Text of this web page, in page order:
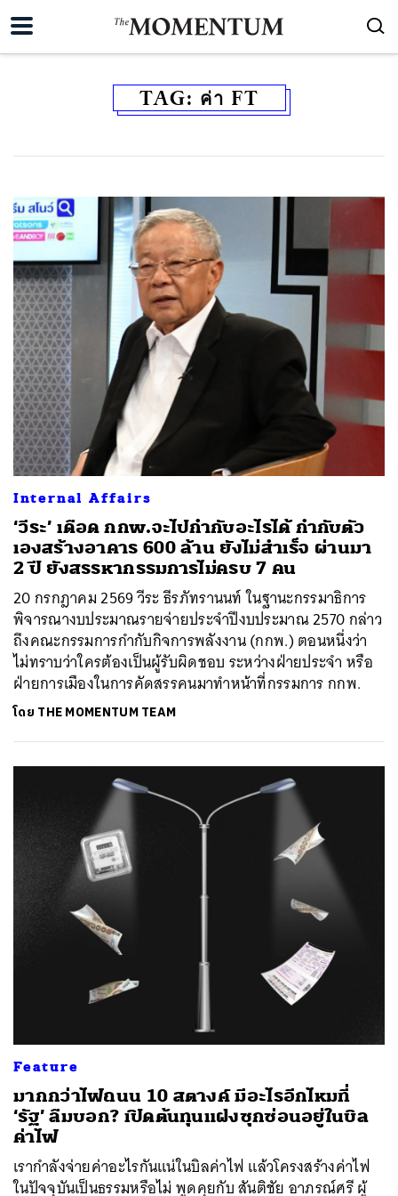
TAG: ค่า FT
Internal Affairs
‘วีระ’ เดือด กกพ.จะไปกำกับอะไรได้ กำกับตัว
เองสร้างอาคาร 600 ล้าน ยังไม่สำเร็จ ผ่านมา
2 ปี ยังสรรหากรรมการไม่ครบ 7 คน
20 กรกฎาคม 2569 วีระ ธีรภัทรานนท์ ในฐานะกรรมาธิการ
พิจารณางบประมาณรายจ่ายประจำปีงบประมาณ 2570 กล่าว
ถึงคณะกรรมการกำกับกิจการพลังงาน (กกพ.) ตอนหนึ่งว่า
ไม่ทราบว่าใครต้องเป็นผู้รับผิดชอบ ระหว่างฝ่ายประจำ หรือ
ฝ่ายการเมืองในการคัดสรรคนมาทำหน้าที่กรรมการ กกพ.
โดย THE MOMENTUM TEAM
Feature
มากกว่าไฟถนน 10 สตางค์ มีอะไรอีกไหมที่
‘รัฐ’ ลืมบอก? เปิดต้นทุนแฝงซุกซ่อนอยู่ในบิล
ค่าไฟ
เรากำลังจ่ายค่าอะไรกันแน่ในบิลค่าไฟ แล้วโครงสร้างค่าไฟ
ในปัจจุบันเป็นธรรมหรือไม่ พูดคุยกับ สันติชัย อาภรณ์ศรี ผู้
SHARE EMAIL